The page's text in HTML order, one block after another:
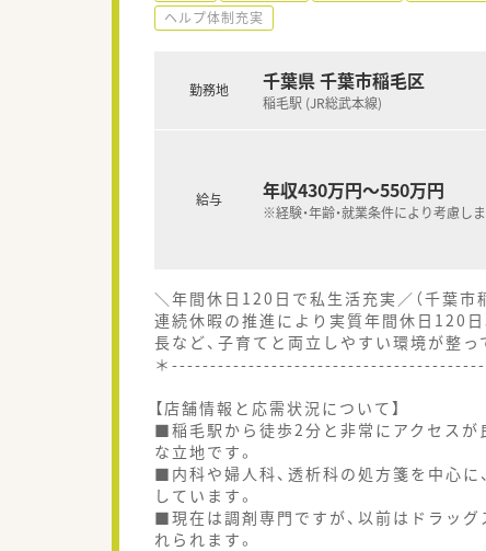
ヘルプ体制充実
勤務地 千葉県 千葉市稲毛区
稲毛駅 (JR総武本線)
給与 年収430万円～550万円
※経験・年齢・就業条件により考慮し
＼年間休日120日で私生活充実／（千葉市
連続休暇の推進により実質年間休日120
長など、子育てと両立しやすい環境が整っ
＊
【店舗情報と応需状況について】
■稲毛駅から徒歩2分と非常にアクセスが
な立地です。
■内科や婦人科、透析科の処方箋を中心
しています。
■現在は調剤専門ですが、以前はドラッ
れられます。